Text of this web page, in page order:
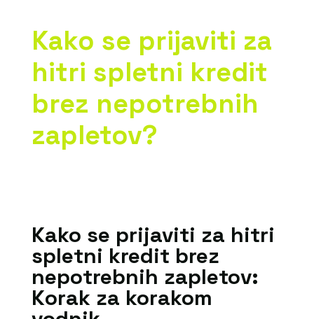
Kako se prijaviti za
hitri spletni kredit
brez nepotrebnih
zapletov?
Kako se prijaviti za hitri
spletni kredit brez
nepotrebnih zapletov:
Korak za korakom